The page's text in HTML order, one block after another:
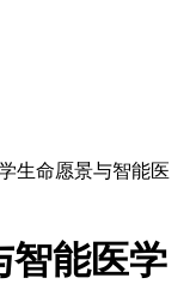
生命愿景与智能医
智能医学